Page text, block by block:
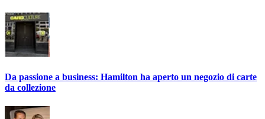
Da passione a business: Hamilton ha aperto un negozio di carte
da collezione